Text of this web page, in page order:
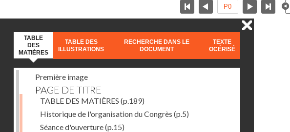
TABLE
DES
MATIÈRES
TABLE DES
ILLUSTRATIONS
RECHERCHE DANS LE
DOCUMENT
TEXTE
OCÉRISÉ
Première image
PAGE DE TITRE
TABLE DES MATIÈRES (p.189)
Historique de l'organisation du Congrès (p.5)
Séance d'ouverture(p.15)